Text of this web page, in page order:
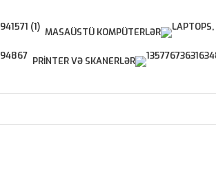
MASAÜSTÜ KOMPÜTERLƏR
PRINTER VƏ SKANERLƏR